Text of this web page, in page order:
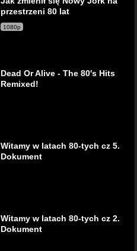
przestrzeni 80 lat
1080p
Dead Or Alive - The 80's Hits
Remixed!
Witamy w latach 80-tych cz 5.
Dokument
Witamy w latach 80-tych cz 2.
Dokument